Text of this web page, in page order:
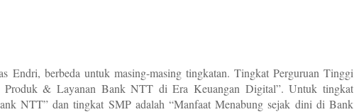
Endri, berbeda untuk masing-masing tingkatan. Tingkat Perguruan Tinggi
Produk & Layanan Bank NTT di Era Keuangan Digital”. Untuk tingkat
NTT” dan tingkat SMP adalah “Manfaat Menabung sejak dini di Bank